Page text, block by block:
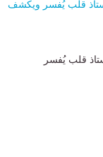
قلب يُفسر